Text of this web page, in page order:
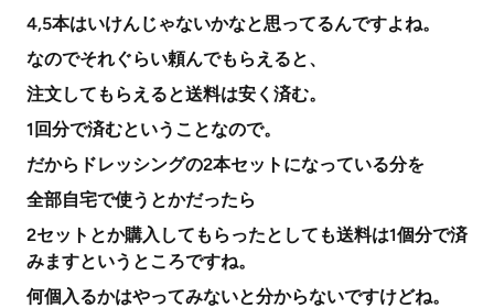
4,5本はいけんじゃないかなと思ってるんですよね。
なのでそれぐらい頼んでもらえると、
注文してもらえると送料は安く済む。
1回分で済むということなので。
だからドレッシングの2本セットになっている分を
全部自宅で使うとかだったら
2セットとか購入してもらったとしても送料は1個分で済
みますというところですね。
何個入るかはやってみないと分からないですけどね。